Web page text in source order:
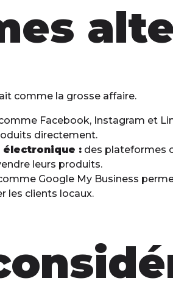
comme la grosse affaire.
Facebook, Instagram et
directement.
électronique : des plateformes
leurs produits.
Google My Business
les clients locaux.